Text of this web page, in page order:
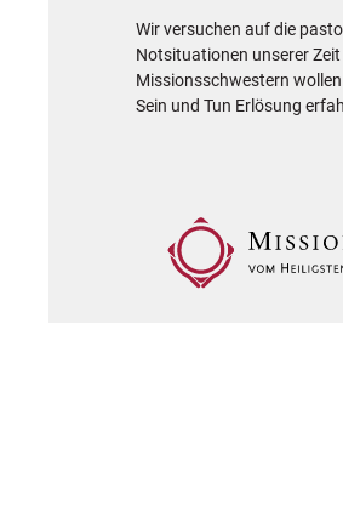
Wir versuchen auf die
Notsituationen unserer
Missionsschwestern
Sein und Tun Erlösung